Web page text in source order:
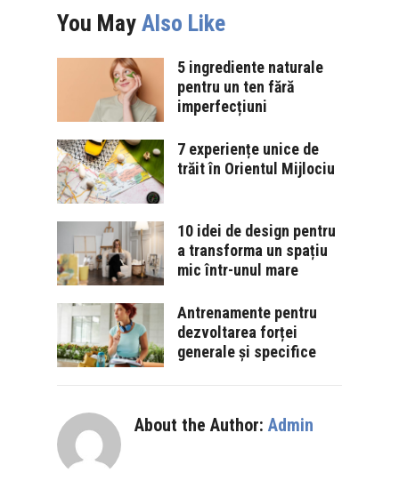
You May Also Like
5 ingrediente naturale
pentru un ten fără
imperfecțiuni
7 experiențe unice de
trăit în Orientul Mijlociu
10 idei de design pentru
a transforma un spațiu
mic într-unul mare
Antrenamente pentru
dezvoltarea forței
generale și specifice
About the Author: Admin